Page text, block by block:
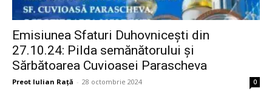
Emisiunea Sfaturi Duhovnicești din
27.10.24: Pilda semănătorului și
Sărbătoarea Cuvioasei Parascheva
Preot Iulian Raţă - 28 octombrie 2024 0